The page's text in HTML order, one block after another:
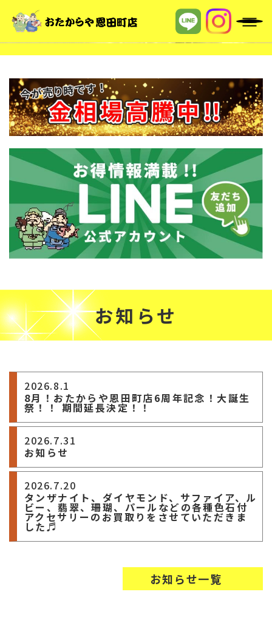
お知らせ
2026.8.1
8月！おたからや恩田町店6周年記念！大誕生
祭！！ 期間延長決定！！
2026.7.31
お知らせ
2026.7.20
タンザナイト、ダイヤモンド、サファイア、ル
ビー、翡翠、珊瑚、パールなどの各種色石付
アクセサリーのお買取りをさせていただきま
した♬
お知らせ一覧